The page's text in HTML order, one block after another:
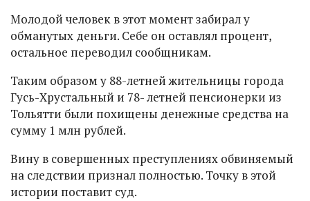
Молодой человек в этот момент забирал у
обманутых деньги. Себе он оставлял процент,
остальное переводил сообщникам.
Таким образом у 88-летней жительницы города
Гусь-Хрустальный и 78- летней пенсионерки из
Тольятти были похищены денежные средства на
сумму 1 млн рублей.
Вину в совершенных преступлениях обвиняемый
на следствии признал полностью. Точку в этой
истории поставит суд.